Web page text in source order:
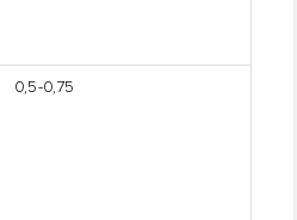
0,5-0,75